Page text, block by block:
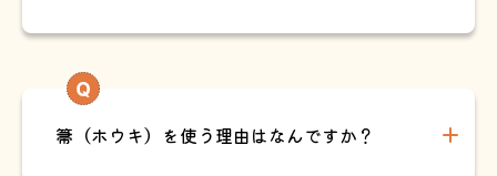
箒（ホウキ）を使う理由はなんですか？